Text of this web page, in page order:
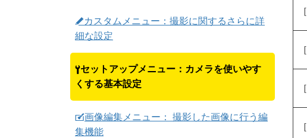
Aカスタムメニュー：撮影に関するさらに詳
細な設定
Bセットアップメニュー：カメラを使いやす
くする基本設定
N画像編集メニュー： 撮影した画像に行う編
集機能
［
［
［
［